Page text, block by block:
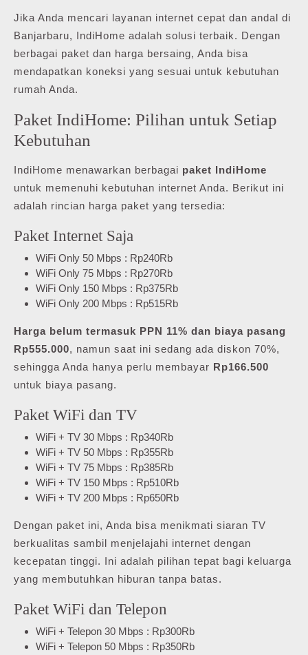
Jika Anda mencari layanan internet cepat dan andal di
Banjarbaru, IndiHome adalah solusi terbaik. Dengan
berbagai paket dan harga bersaing, Anda bisa
mendapatkan koneksi yang sesuai untuk kebutuhan
rumah Anda.
Paket IndiHome: Pilihan untuk Setiap
Kebutuhan
IndiHome menawarkan berbagai paket IndiHome
untuk memenuhi kebutuhan internet Anda. Berikut ini
adalah rincian harga paket yang tersedia:
Paket Internet Saja
WiFi Only 50 Mbps : Rp240Rb
WiFi Only 75 Mbps : Rp270Rb
WiFi Only 150 Mbps : Rp375Rb
WiFi Only 200 Mbps : Rp515Rb
Harga belum termasuk PPN 11% dan biaya pasang
Rp555.000, namun saat ini sedang ada diskon 70%,
sehingga Anda hanya perlu membayar Rp166.500
untuk biaya pasang.
Paket WiFi dan TV
WiFi + TV 30 Mbps : Rp340Rb
WiFi + TV 50 Mbps : Rp355Rb
WiFi + TV 75 Mbps : Rp385Rb
WiFi + TV 150 Mbps : Rp510Rb
WiFi + TV 200 Mbps : Rp650Rb
Dengan paket ini, Anda bisa menikmati siaran TV
berkualitas sambil menjelajahi internet dengan
kecepatan tinggi. Ini adalah pilihan tepat bagi keluarga
yang membutuhkan hiburan tanpa batas.
Paket WiFi dan Telepon
WiFi + Telepon 30 Mbps : Rp300Rb
WiFi + Telepon 50 Mbps : Rp350Rb